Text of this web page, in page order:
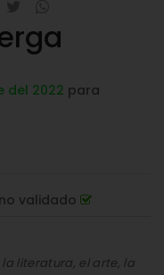
del 2022 para
validado
literatura, el arte, la